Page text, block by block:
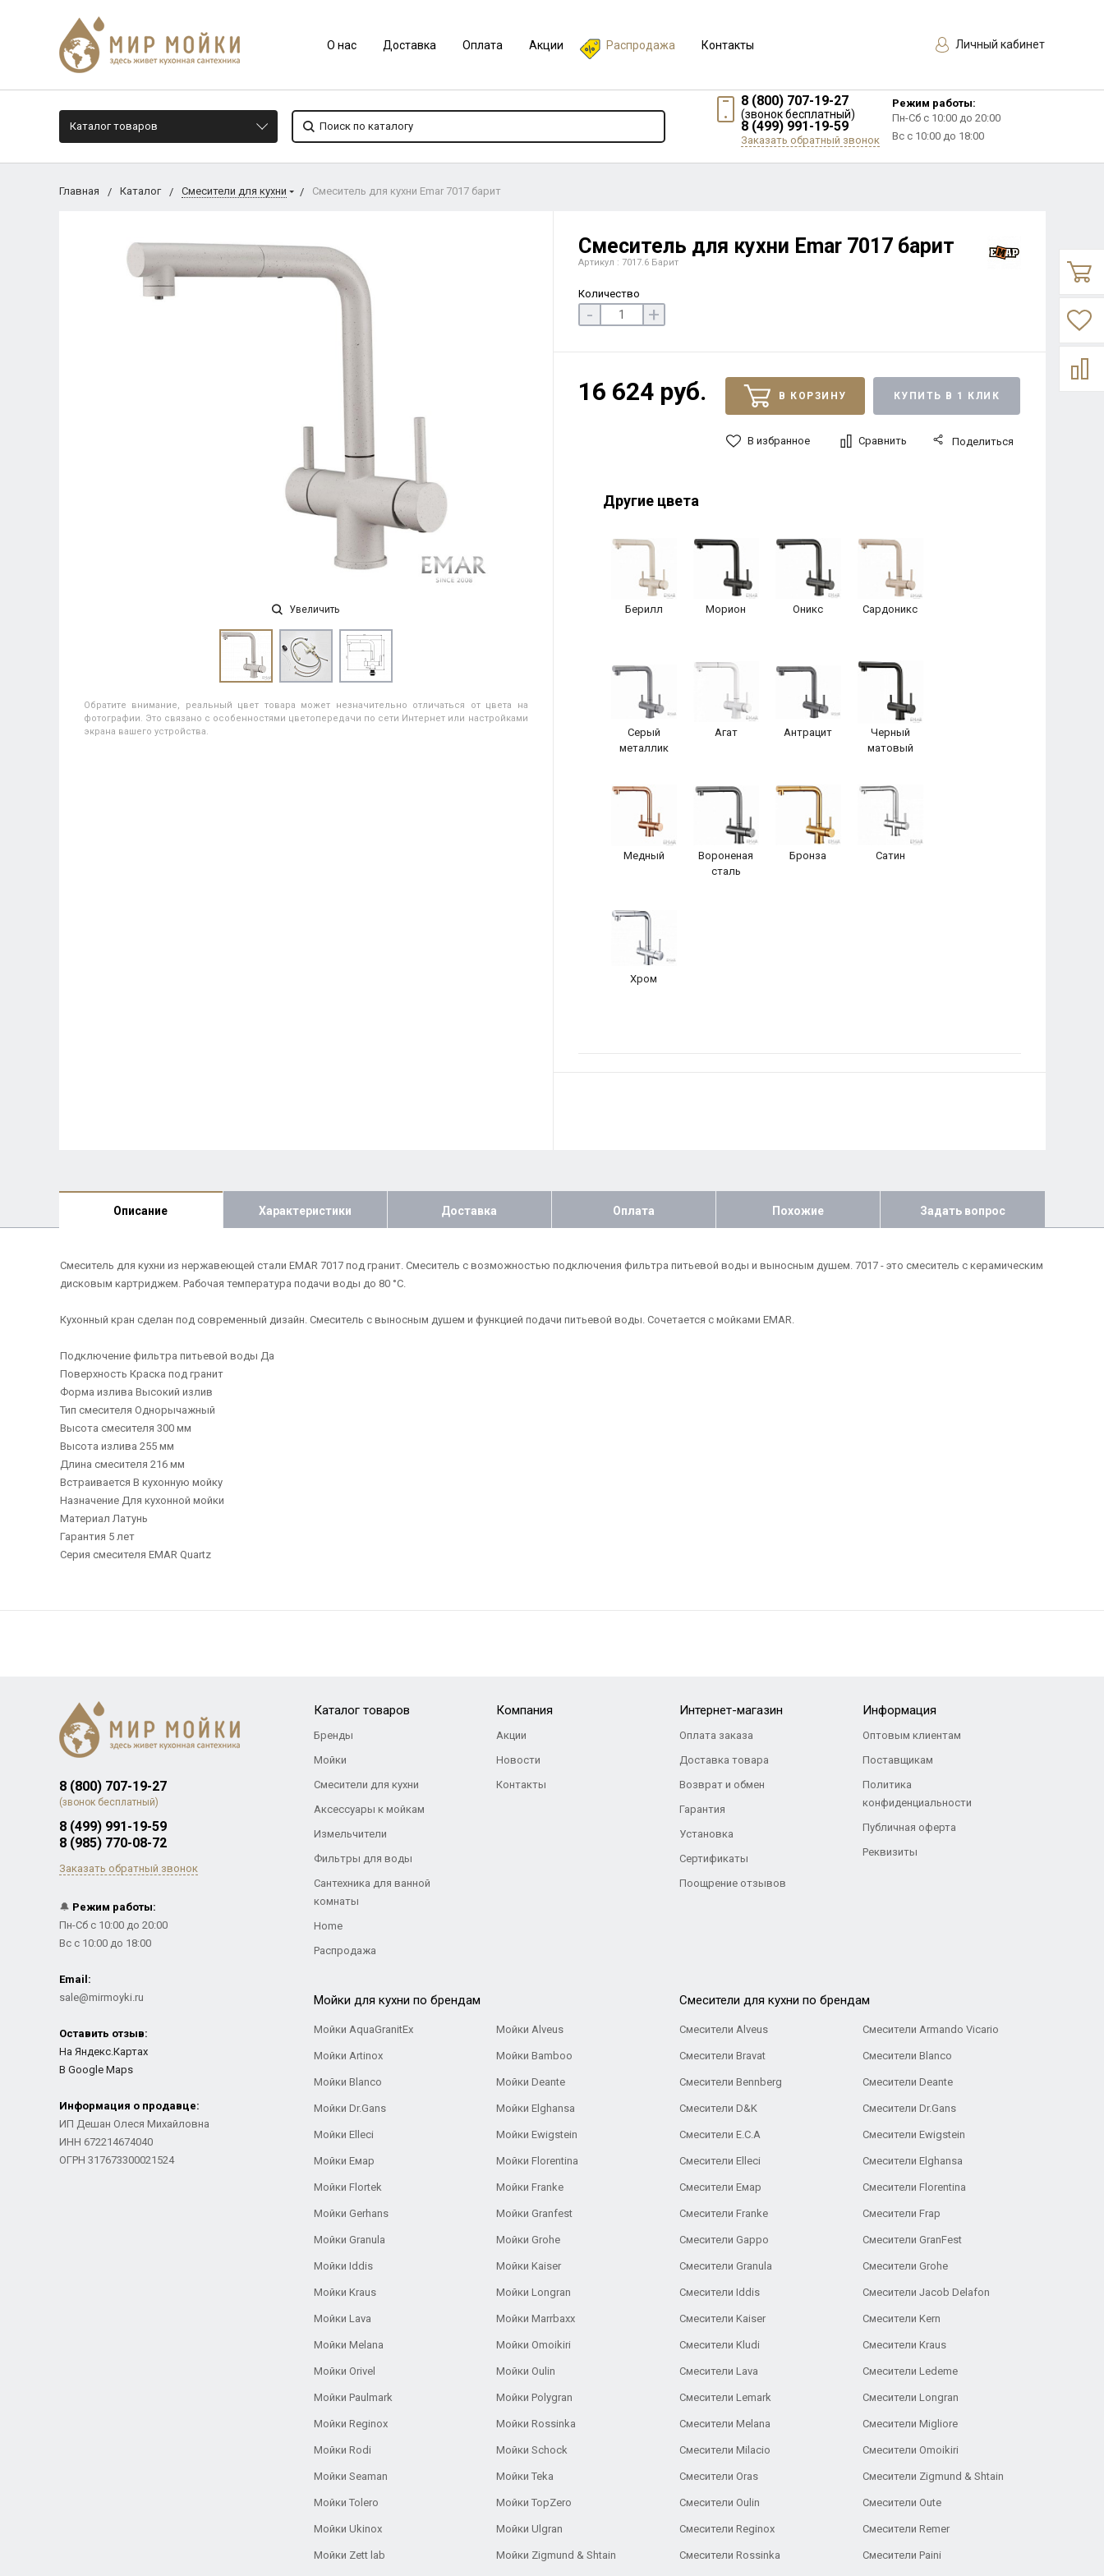
О нас Доставка Оплата Акции Распродажа Контакты Личный кабинет
Каталог товаров
8 (800) 707-19-27
(звонок бесплатный)
8 (499) 991-19-59
Заказать обратный звонок
Режим работы:
Пн-Сб с 10:00 до 20:00
Вс с 10:00 до 18:00
Главная Каталог Смесители для кухни Смеситель для кухни Еmar 7017 барит
Увеличить
Обратите внимание, реальный цвет товара может незначительно отличаться от цвета на
фотографии. Это связано с особенностями цветопередачи по сети Интернет или настройками
экрана вашего устройства.
Смеситель для кухни Еmar 7017 барит
Артикул : 7017.6 Барит
Количество
- +
16 624 руб. В КОРЗИНУ КУПИТЬ В 1 КЛИК
В избранное Сравнить Поделиться
Другие цвета
Берилл Морион Оникс Сардоникс
Серый
металлик
Агат Антрацит
Черный
матовый
Медный
Вороненая
сталь
Бронза Сатин
Хром
Описание Характеристики Доставка Оплата Похожие Задать вопрос
Смеситель для кухни из нержавеющей стали EMAR 7017 под гранит. Смеситель с возможностью подключения фильтра питьевой воды и выносным душем. 7017 - это смеситель с керамическим
дисковым картриджем. Рабочая температура подачи воды до 80 °С.
Кухонный кран сделан под современный дизайн. Смеситель с выносным душем и функцией подачи питьевой воды. Сочетается с мойками EMAR.
Подключение фильтра питьевой воды Да
Поверхность Краска под гранит
Форма излива Высокий излив
Тип смесителя Однорычажный
Высота смесителя 300 мм
Высота излива 255 мм
Длина смесителя 216 мм
Встраивается В кухонную мойку
Назначение Для кухонной мойки
Материал Латунь
Гарантия 5 лет
Серия смесителя EMAR Quartz
8 (800) 707-19-27
(звонок бесплатный)
8 (499) 991-19-59
8 (985) 770-08-72
Заказать обратный звонок
🔔 Режим работы:
Пн-Сб с 10:00 до 20:00
Вс с 10:00 до 18:00
Email:
sale@mirmoyki.ru
Оставить отзыв:
На Яндекс.Картах
В Google Maps
Информация о продавце:
ИП Дешан Олеся Михайловна
ИНН 672214674040
ОГРН 317673300021524
Каталог товаров
Бренды
Мойки
Смесители для кухни
Аксессуары к мойкам
Измельчители
Фильтры для воды
Сантехника для ванной
комнаты
Home
Распродажа
Компания
Акции
Новости
Контакты
Интернет-магазин
Оплата заказа
Доставка товара
Возврат и обмен
Гарантия
Установка
Сертификаты
Поощрение отзывов
Информация
Оптовым клиентам
Поставщикам
Политика
конфиденциальности
Публичная оферта
Реквизиты
Мойки для кухни по брендам
Мойки AquaGranitEx Мойки Alveus
Мойки Artinox Мойки Bamboo
Мойки Blanco Мойки Deante
Мойки Dr.Gans Мойки Elghansa
Мойки Elleci Мойки Ewigstein
Мойки Емар Мойки Florentina
Мойки Flortek Мойки Franke
Мойки Gerhans Мойки Granfest
Мойки Granula Мойки Grohe
Мойки Iddis Мойки Kaiser
Мойки Kraus Мойки Longran
Мойки Lava Мойки Marrbaxx
Мойки Melana Мойки Omoikiri
Мойки Orivel Мойки Oulin
Мойки Paulmark Мойки Polygran
Мойки Reginox Мойки Rossinka
Мойки Rodi Мойки Schock
Мойки Seaman Мойки Teka
Мойки Tolero Мойки TopZero
Мойки Ukinox Мойки Ulgran
Мойки Zett lab Мойки Zigmund & Shtain
Cмесители для кухни по брендам
Смесители Alveus Смесители Armando Vicario
Смесители Bravat Смесители Blanco
Смесители Bennberg Смесители Deante
Смесители D&K Смесители Dr.Gans
Смесители E.C.A Cмесители Ewigstein
Смесители Elleci Смесители Elghansa
Смесители Емар Смесители Florentina
Смесители Franke Смесители Frap
Смесители Gappo Смесители GranFest
Смесители Granula Смесители Grohe
Смесители Iddis Смесители Jacob Delafon
Смесители Kaiser Смесители Kern
Смесители Kludi Смесители Kraus
Смесители Lava Смесители Ledeme
Смесители Lemark Смесители Longran
Смесители Melana Смесители Migliore
Смесители Milacio Смесители Omoikiri
Смесители Oras Смесители Zigmund & Shtain
Смесители Oulin Смесители Oute
Смесители Reginox Смесители Remer
Смесители Rossinka Смесители Paini